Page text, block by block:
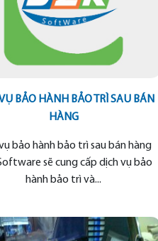
BẢO HÀNH BẢO TRÌ SAU BÁN
HÀNG
bảo hành bảo trì sau bán hàng
sẽ cung cấp dịch vụ bảo
hành bảo trì và...